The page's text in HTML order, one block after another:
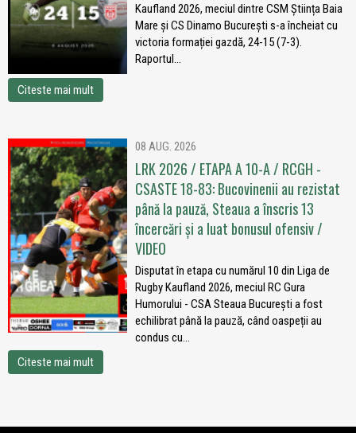
Kaufland 2026, meciul dintre CSM Știința Baia
Mare și CS Dinamo București s-a încheiat cu
victoria formației gazdă, 24-15 (7-3).
Raportul...
Citeste mai mult
08 AUG. 2026
LRK 2026 / ETAPA A 10-A / RCGH -
CSASTE 18-83: Bucovinenii au rezistat
până la pauză, Steaua a înscris 13
încercări și a luat bonusul ofensiv /
VIDEO
Disputat în etapa cu numărul 10 din Liga de
Rugby Kaufland 2026, meciul RC Gura
Humorului - CSA Steaua București a fost
echilibrat până la pauză, când oaspeții au
condus cu...
Citeste mai mult